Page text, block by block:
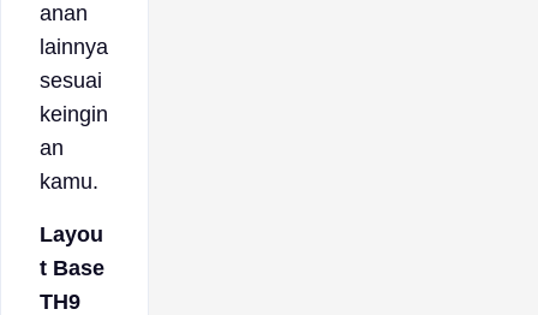
anan
lainnya
sesuai
keingin
an
kamu.
Layou
t Base
TH9